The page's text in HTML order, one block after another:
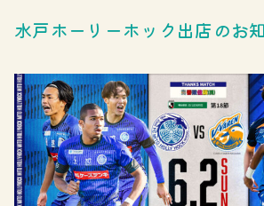
水戸ホーリーホック出店のお